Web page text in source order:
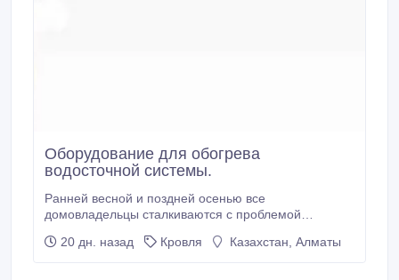
Оборудование для обогрева
водосточной системы.
Ранней весной и поздней осенью все
домовладельцы сталкиваются с проблемой
внутри водостоков талой воды. Если ее
20 дн. назад Кровля Казахстан, Алматы